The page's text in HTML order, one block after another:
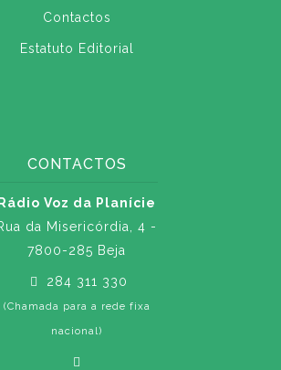
Contactos
Estatuto Editorial
CONTACTOS
Rádio Voz da Planície
da Misericórdia, 4 -
7800-285 Beja
284 311 330
(Chamada para a rede fixa
nacional)